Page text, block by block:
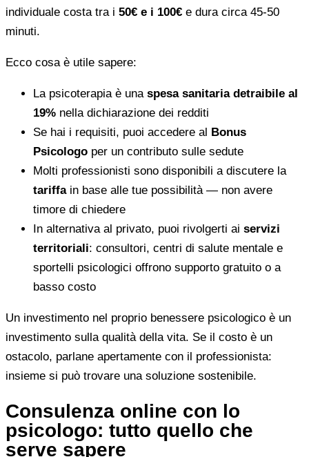
individuale costa tra i 50€ e i 100€ e dura circa 45-50
minuti.
Ecco cosa è utile sapere:
La psicoterapia è una spesa sanitaria detraibile al
19% nella dichiarazione dei redditi
Se hai i requisiti, puoi accedere al Bonus
Psicologo per un contributo sulle sedute
Molti professionisti sono disponibili a discutere la
tariffain base alle tue possibilità — non avere
timore di chiedere
In alternativa al privato, puoi rivolgerti ai servizi
territoriali: consultori, centri di salute mentale e
sportelli psicologici offrono supporto gratuito o a
basso costo
Un investimento nel proprio benessere psicologico è un
investimento sulla qualità della vita. Se il costo è un
ostacolo, parlane apertamente con il professionista:
insieme si può trovare una soluzione sostenibile.
Consulenza online con lo
psicologo: tutto quello che
serve sapere